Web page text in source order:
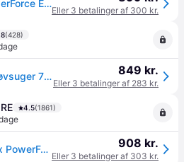
Electrolux Støvsuger PowerForce EPF61RR
Eller 3 betalinger af 300 kr.
(428)
Electrolux PowerForce Støvsuger 700W (3,5 liter) 849 kr.
Eller 3 betalinger af 283 kr.
4.5(1861)
(ComputerSalg) Electrolux PowerForce EPF61RR - Støvsuger - beholder - pose - rød 908 kr.
Eller 3 betalinger af 303 kr.